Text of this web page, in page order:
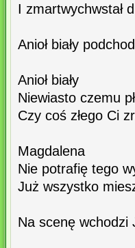
I zmartwychwstał
Anioł biały
Anioł biały
Niewiasto czemu
Czy coś złego Ci
Magdalena
Nie potrafię tego
Już wszystko
Na scenę wchodzi